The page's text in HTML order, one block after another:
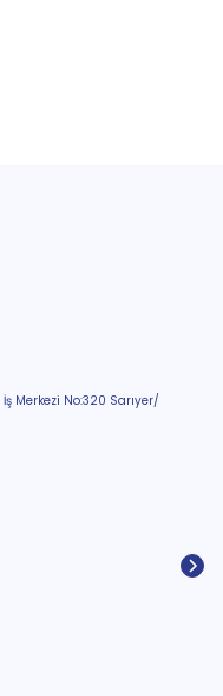
Merkezi No:320 Sarıyer/